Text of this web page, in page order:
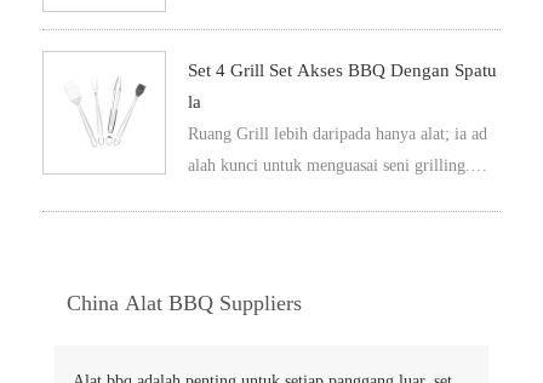
Set 4 Grill Set Akses BBQ Dengan Spatu
La
Ruang Grill lebih daripada hanya alat; ia ad
alah kunci untuk menguasai seni grilling. D
n ketat masakan panas tinggi.
China Alat BBQ Suppliers